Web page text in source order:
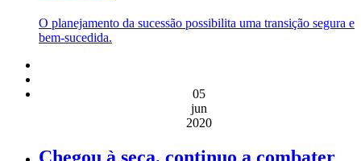
O planejamento da sucessão possibilita uma transição segura e
bem-sucedida.
05
jun
2020
Chegou à seca, continuo a combater